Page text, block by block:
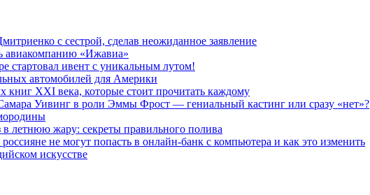
с сестрой, сделав неожиданное заявление
авиакомпанию «Ижавиа»
ивент с уникальным лутом!
автомобилей для Америки
книг XXI века, которые стоит прочитать каждому
Уивинг в роли Эммы Фрост — гениальный кастинг или сразу «нет»?
летнюю жару: секреты правильного полива
не могут попасть в онлайн-банк с компьютера и как это изменить
искусстве